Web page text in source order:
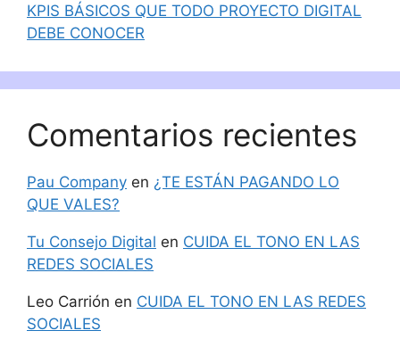
KPIS BÁSICOS QUE TODO PROYECTO DIGITAL
DEBE CONOCER
Comentarios recientes
Pau Company en ¿TE ESTÁN PAGANDO LO
QUE VALES?
Tu Consejo Digital en CUIDA EL TONO EN LAS
REDES SOCIALES
Leo Carrión en CUIDA EL TONO EN LAS REDES
SOCIALES